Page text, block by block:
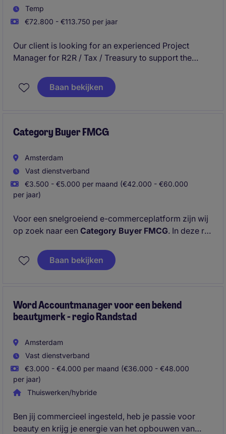
Temp
€72.800 - €113.750 per jaar
Our client is looking for an experienced Project
Manager for R2R / Tax / Treasury to support the
of the workstream, ensuring scope, timeline, cost,
and quality objectives are achieved across build,
finance transformations and the ability to coordinate
outcomes.
Baan bekijken
Category Buyer FMCG
Amsterdam
Vast dienstverband
€3.500 - €5.000 per maand (€42.000 - €60.000
per jaar)
Voor een snelgroeiend e-commerceplatform zijn wij
op zoek naar een Category Buyer FMCG. In deze rol
omzet, marge en groei binnen de categorie Fast
Moving Consumer Goods. Je bouwt sterke
marktontwikkelingen en commerciële kansen.
Baan bekijken
Word Accountmanager voor een bekend
beautymerk - regio Randstad
Amsterdam
Vast dienstverband
€3.000 - €4.000 per maand (€36.000 - €48.000
per jaar)
Thuiswerken/hybride
Ben jij commercieel ingesteld, heb je passie voor
beauty en krijg je energie van het opbouwen van